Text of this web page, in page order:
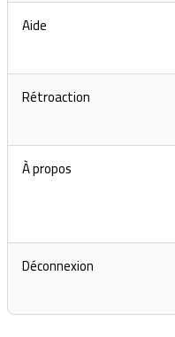
Aide
Rétroaction
À propos
Déconnexion